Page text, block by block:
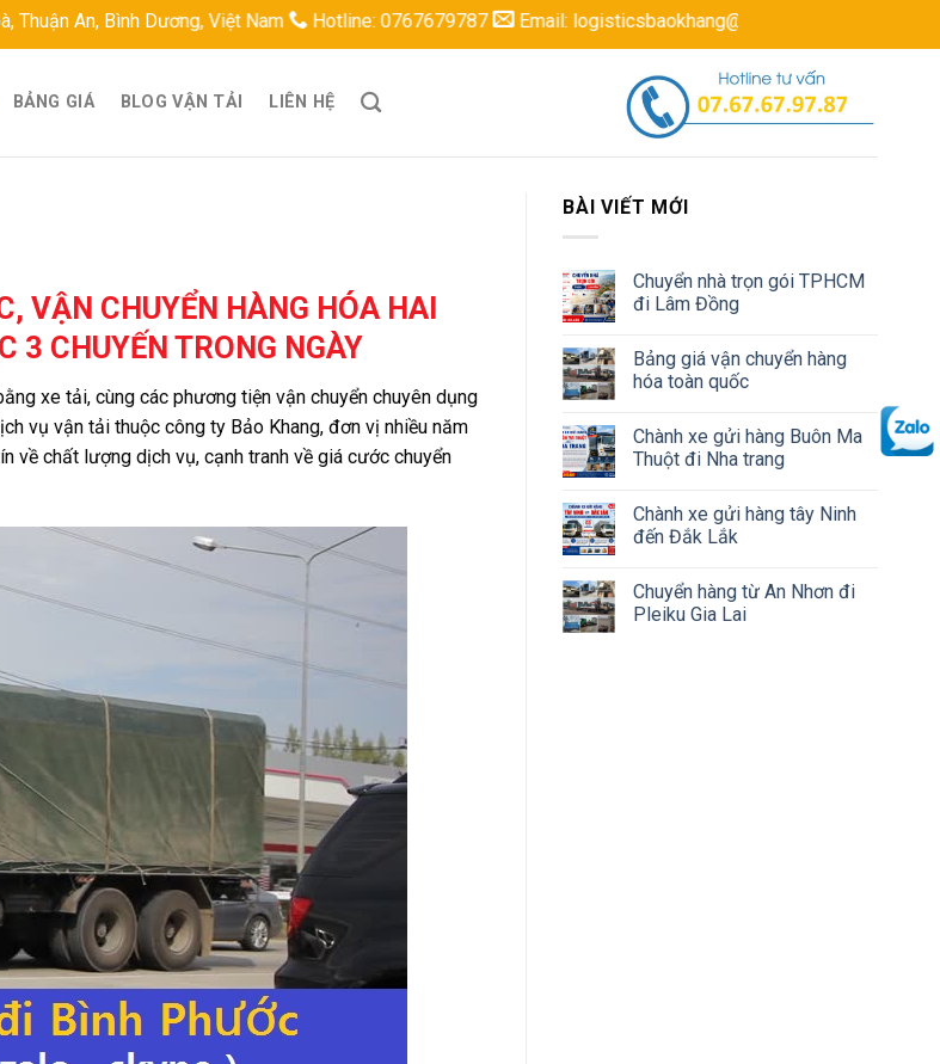
Dương, Việt Nam Hotline: 0767679787 Email: logisticsbaokhang@gmail.com
BẢNG GIÁ BLOG VẬN TẢI LIÊN HỆ
VẬN CHUYỂN HÀNG HÓA HAI
3 CHUYẾN TRONG NGÀY
xe tải, cùng các phương tiện vận chuyển chuyên dụng
vụ vận tải thuộc công ty Bảo Khang, đơn vị nhiều năm
về chất lượng dịch vụ, cạnh tranh về giá cước chuyển
BÀI VIẾT MỚI
Chuyển nhà trọn gói TPHCM
đi Lâm Đồng
Bảng giá vận chuyển hàng
hóa toàn quốc
Chành xe gửi hàng Buôn Ma
Thuột đi Nha trang
Chành xe gửi hàng tây Ninh
đến Đắk Lắk
Chuyển hàng từ An Nhơn đi
Pleiku Gia Lai